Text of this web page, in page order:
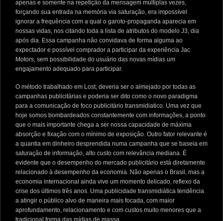
apenas e somente na repetição da mensagem múltiplas vezes,
forçando sua entrada na memória via saturação, era impossível
ignorar a frequência com a qual o garoto-propaganda aparecia em
nossas vidas, nos citando toda a lista de atributos do modelo J3, dia
após dia. Essa campanha não convidava de forma alguma ao
expectador e possível comprador a participar da experiência Jac
Motors, sem possibilidade do usuário das novas mídias um
engajamento adequado para participar.
O método trabalhado em Lost, deveria ser o almejado por todas as
campanhas publicitárias e poderia ser dito como o novo paradigma
para a comunicação de foco publicitário transmidiatico. Uma vez que
hoje somos bombardeados constantemente com informações, a ponto
que o mais importante chega a ser nossa capacidade de máxima
absorção e fixação com o mínimo de exposição. Outro fator relevante é
a quantia em dinheiro desprendida numa campanha que se baseia em
saturação de informação, alto custo com relevância mediana. É
evidente que o desempenho do mercado publicitário está diretamente
relacionado à desempenho da economia. Não apenas o Brasil, mas a
economia internacional ainda vive um momento delicado, reflexo da
crise dos últimos três anos. Uma publicidade transmidiática tendência
a atingir o público alvo de maneira mais focada, com maior
aprofundamento, relacionamento e com custos muito menores que a
tradicional forma das mídias de massa.